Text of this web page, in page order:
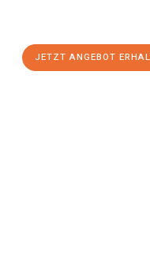
JETZT ANGEBOT